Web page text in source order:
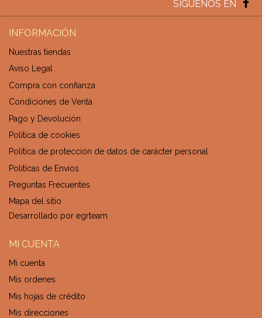
SIGUENOS EN
INFORMACIÓN
Nuestras tiendas
Aviso Legal
Compra con confianza
Condiciones de Venta
Pago y Devolución
Política de cookies
Política de protección de datos de carácter personal
Politicas de Envios
Preguntas Frecuentes
Mapa del sitio
Desarrollado por egrteam
MI CUENTA
Mi cuenta
Mis ordenes
Mis hojas de crédito
Mis direcciones